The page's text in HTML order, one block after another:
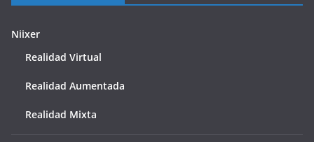
Niixer
Realidad Virtual
Realidad Aumentada
Realidad Mixta